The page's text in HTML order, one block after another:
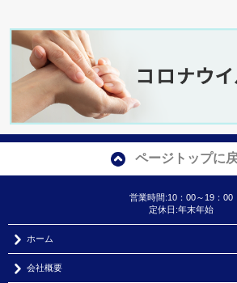
ページトップに
営業時間:10：00～19：00
定休日:年末年始
ホーム
会社概要